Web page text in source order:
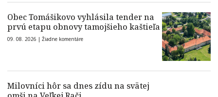
Obec Tomášikovo vyhlásila tender na
prvú etapu obnovy tamojšieho kaštieľa
09. 08. 2026 | Žiadne komentáre
Milovníci hôr sa dnes zídu na svätej